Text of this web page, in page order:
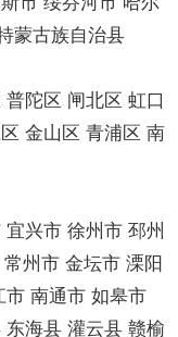
蒙古族自治县
陀区 闸北区 虹口
金山区 青浦区 南
兴市 徐州市 邳州
州市 金坛市 溧阳
南通市 如皋市
海县 灌云县 赣榆